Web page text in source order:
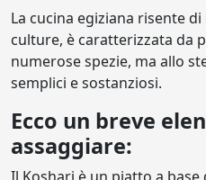
La cucina egiziana risente
culture, è caratterizzata da
numerose spezie, ma allo
semplici e sostanziosi.
Ecco un breve
assaggiare: